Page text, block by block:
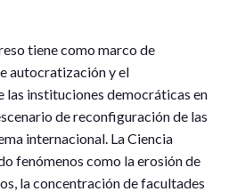
tiene como marco de
autocratización y el
instituciones democráticas en
de reconfiguración de las
internacional. La Ciencia
fenómenos como la erosión de
la concentración de facultades